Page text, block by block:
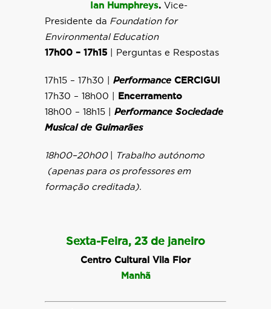
Ian Humphreys. Vice-
Presidente da Foundation for
Environmental Education
17h00 – 17h15 | Perguntas e Respostas
17h15 – 17h30 | Performance CERCIGUI
17h30 – 18h00 |
Encerramento
18h00 – 18h15 | Performance Sociedade
Musical de Guimarães
18h00–20h00
Trabalho autónomo
(apenas para os professores em
formação creditada).
Sexta-Feira, 23 de janeiro
Centro Cultural Vila Flor
Manhã